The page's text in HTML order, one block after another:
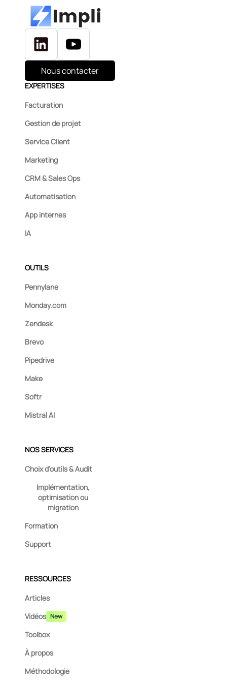
Nous contacter
EXPERTISES
Facturation
Gestion de projet
Service Client
Marketing
CRM & Sales Ops
Automatisation
App internes
IA
OUTILS
Pennylane
Monday.com
Zendesk
Brevo
Pipedrive
Make
Softr
Mistral AI
NOS SERVICES
Choix d'outils & Audit
Implémentation,
optimisation ou
migration
Formation
Support
RESSOURCES
Articles
Vidéos New
Toolbox
À propos
Méthodologie